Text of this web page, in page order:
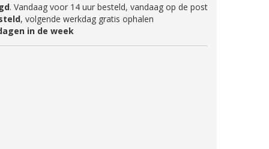
. Vandaag voor 14 uur besteld, vandaag op de post
, volgende werkdag gratis ophalen
in de week